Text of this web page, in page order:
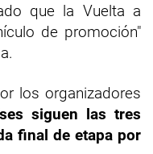
que la Vuelta a
de promoción"
los organizadores
siguen las tres
final de etapa por